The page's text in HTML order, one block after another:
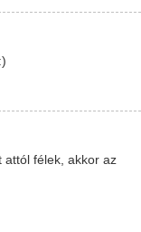
attól félek, akkor az